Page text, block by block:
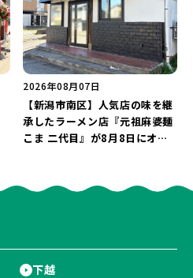
2026年08月07日
【新潟市南区】人気店の味を継
承したラーメン店『元祖麻婆麺
こま 二代目』が8月8日にオー
下越